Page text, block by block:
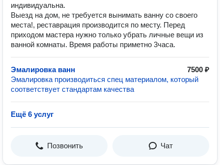
индивидуальна.
Выезд на дом, не требуется вынимать ванну со своего
места!, реставрация производится по месту. Перед
приходом мастера нужно только убрать личные вещи из
ванной комнаты. Время работы приметно 3часа.
Эмалировка ванн
7500 ₽
Эмалировка производиться спец материалом, который
соответствует стандартам качества
Ещё 6 услуг
Позвонить Чат